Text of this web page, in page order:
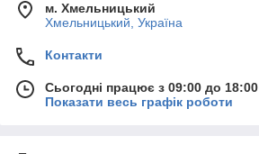
м. Хмельницький
Хмельницький, Україна
Контакти
Сьогодні працює з 09:00 до 18:00
Показати весь графік роботи